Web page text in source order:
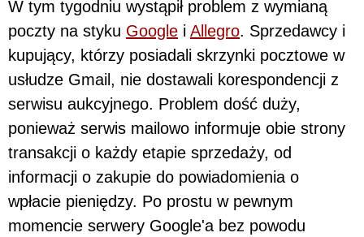
W tym tygodniu wystąpił problem z wymianą
poczty na styku Google i Allegro. Sprzedawcy i
kupujący, którzy posiadali skrzynki pocztowe w
usłudze Gmail, nie dostawali korespondencji z
serwisu aukcyjnego. Problem dość duży,
ponieważ serwis mailowo informuje obie strony
transakcji o każdy etapie sprzedaży, od
informacji o zakupie do powiadomienia o
wpłacie pieniędzy. Po prostu w pewnym
momencie serwery Google'a bez powodu